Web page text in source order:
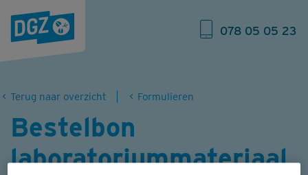
078 05 05 23
Terug naar overzicht Formulieren
Bestelbon
laboratoriummateriaal